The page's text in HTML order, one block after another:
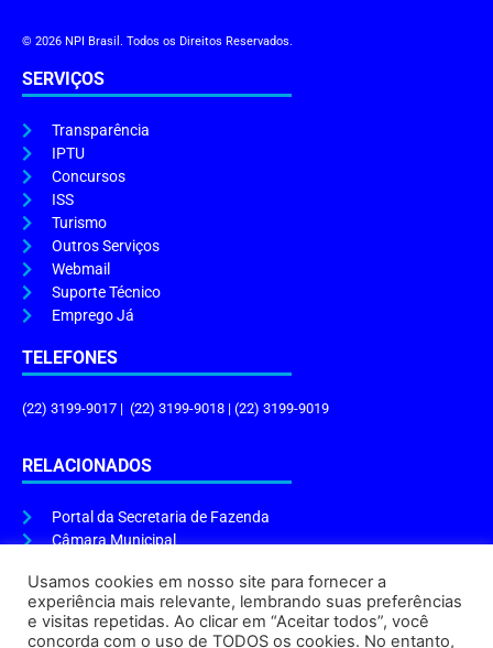
© 2026 NPI Brasil. Todos os Direitos Reservados.
SERVIÇOS
Transparência
IPTU
Concursos
ISS
Turismo
Outros Serviços
Webmail
Suporte Técnico
Emprego Já
TELEFONES
(22) 3199-9017 | (22) 3199-9018 | (22) 3199-9019
RELACIONADOS
Portal da Secretaria de Fazenda
Câmara Municipal
ENDEREÇO E HORÁRIO
Usamos cookies em nosso site para fornecer a
experiência mais relevante, lembrando suas preferências
e visitas repetidas. Ao clicar em “Aceitar todos”, você
concorda com o uso de TODOS os cookies. No entanto,